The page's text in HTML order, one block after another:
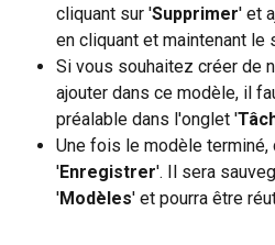
cliquant sur 'Supprimer' et
en cliquant et maintenant
Si vous souhaitez créer de
ajouter dans ce modèle, il
préalable dans l'onglet '
Une fois le modèle terminé,
'Enregistrer'. Il sera
'Modèles' et pourra être